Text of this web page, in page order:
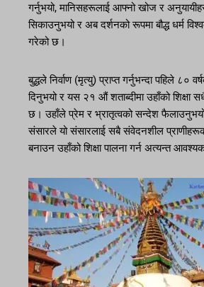
गर्नुभयो, मानिसहरूलाई आफ्नो खोज र
सिकाउनुभयो र अब दर्शनको रूपमा बौद्ध धर्म
गरेको छ।
बुद्धले निर्वाण (मृत्यु) प्राप्त गर्नुभन्दा पहिले ८०
दिनुभयो र यस २१ औं शताब्दीमा उहाँको शिक्षा
छ। उहाँले प्रेम र भ्रातृत्वको सन्देश
संसारले यो संसारलाई सबै संवेदनशील
बनाउन उहाँको शिक्षा पालना गर्न अत्यन्त